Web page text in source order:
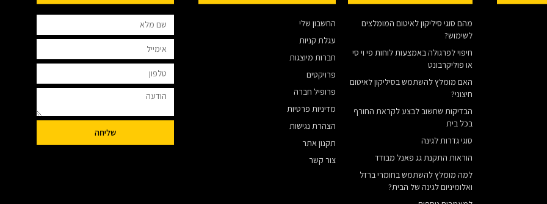
מהם סוגי סיליקון לאיטום המומלצים
לשימוש?
חיפוי לפרגולה באמצעות לוחות פי וי סי
או פוליקרבונט
האם מומלץ להשתמש בסיליקון לאיטום
חיצוני?
הבדיקות שחשוב לבצע לקראת החורף
בכל בית
סוגי גדרות לגינה
הוראות התקנת גג פאנל מבודד
למה מומלץ להשתמש בחומרי ברזל
ואלומיניום לגינה של הבית?
החשבון שלי
עגלת קניות
חברות מיוצגות
פרויקטים
פרופיל חברה
מדיניות פרטיות
הצהרת נגישות
תקנון אתר
צור קשר
שליחה